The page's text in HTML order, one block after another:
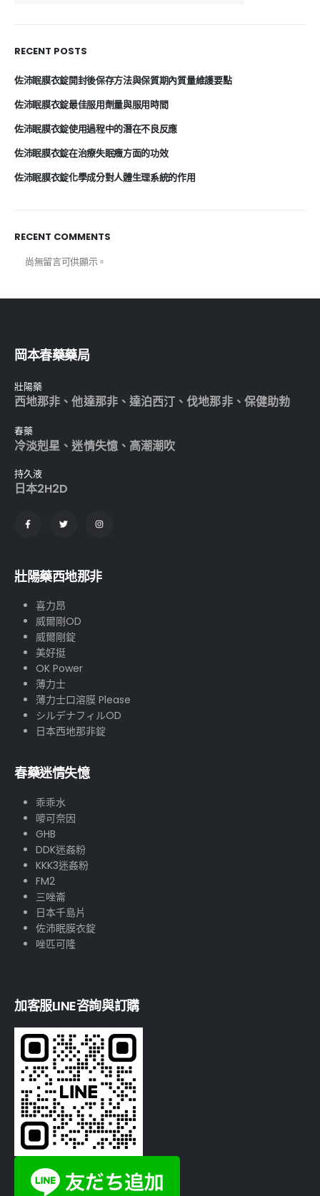
RECENT POSTS
佐沛眠膜衣錠開封後保存方法與保質期內質量維護要點
佐沛眠膜衣錠最佳服用劑量與服用時間
佐沛眠膜衣錠使用過程中的潛在不良反應
佐沛眠膜衣錠在治療失眠癥方面的功效
佐沛眠膜衣錠化學成分對人體生理系統的作用
RECENT COMMENTS
尚無留言可供顯示。
岡本春藥藥局
壯陽藥
西地那非 、他達那非、 達泊西汀 、伐地那非、 保健助勃
春藥
冷淡剋星 、迷情失憶、 高潮潮吹
持久液
日本2H2D
壯陽藥西地那非
喜力昂
威爾剛OD
威爾剛錠
美好挺
OK Power
薄力士
薄力士口溶膜 Please
シルデナフィルOD
日本西地那非錠
春藥迷情失憶
乖乖水
嘜可奈因
GHB
DDK迷姦粉
KKK3迷姦粉
FM2
三唑崙
日本千島片
佐沛眠膜衣錠
唑匹可隆
加客服LINE咨詢與訂購